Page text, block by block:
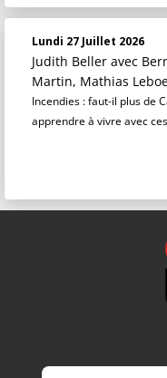
Lundi 27 Juillet 2026
Judith Beller avec
Martin, Mathias
Incendies : faut-il plus de
apprendre à vivre avec